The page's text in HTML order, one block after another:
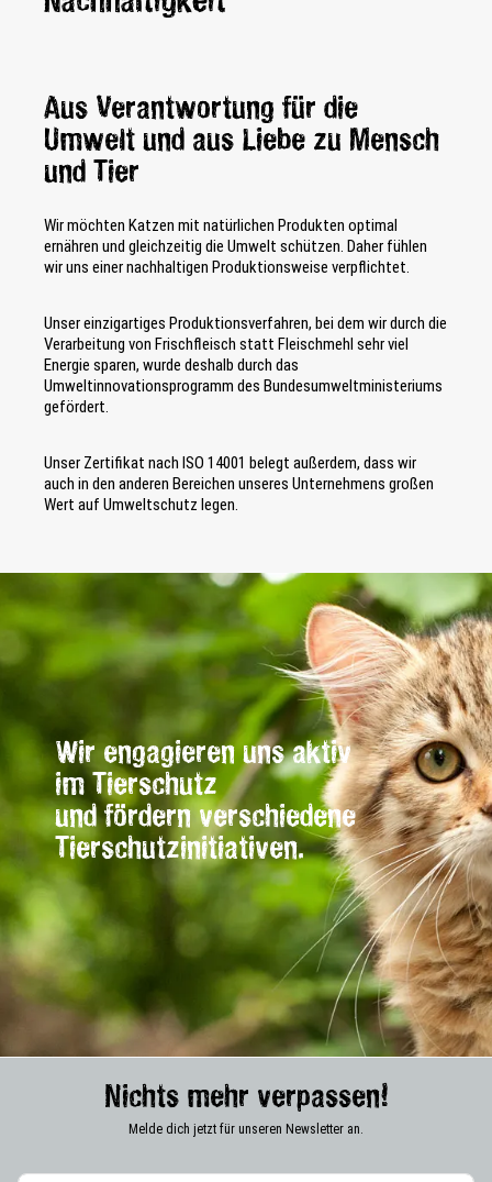
Aus Verantwortung für die
Umwelt und aus Liebe zu Mensch
und Tier
Wir möchten Katzen mit natürlichen Produkten optimal
ernähren und gleichzeitig die Umwelt schützen. Daher fühlen
wir uns einer nachhaltigen Produktionsweise verpflichtet.
Unser einzigartiges Produktionsverfahren, bei dem wir durch die
Verarbeitung von Frischfleisch statt Fleischmehl sehr viel
Energie sparen, wurde deshalb durch das
Umweltinnovationsprogramm des Bundesumweltministeriums
gefördert.
Unser Zertifikat nach ISO 14001 belegt außerdem, dass wir
auch in den anderen Bereichen unseres Unternehmens großen
Wert auf Umweltschutz legen.
Wir engagieren uns aktiv
im Tierschutz
und fördern verschiedene
Tierschutzinitiativen.
Nichts mehr verpassen!
Melde dich jetzt für unseren Newsletter an.